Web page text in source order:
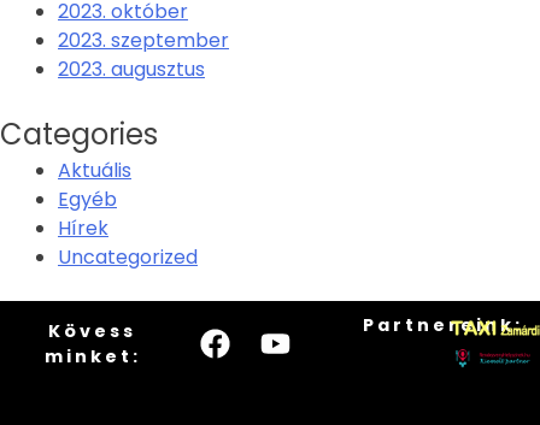
2023. október
2023. szeptember
2023. augusztus
Categories
Aktuális
Egyéb
Hírek
Uncategorized
Kövess
minket:
Partnereink: